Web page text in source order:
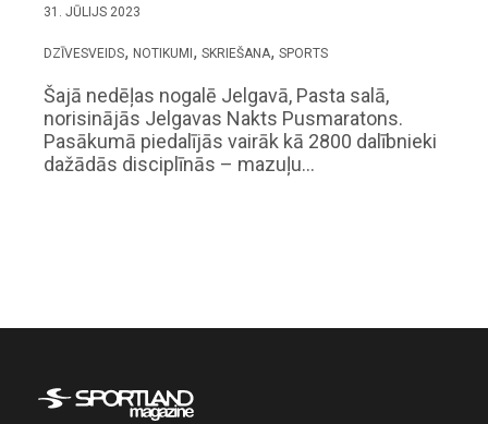
31. JŪLIJS 2023
DZĪVESVEIDS NOTIKUMI SKRIEŠANA SPORTS
Šajā nedēļas nogalē Jelgavā, Pasta salā,
norisinājās Jelgavas Nakts Pusmaratons.
Pasākumā piedalījās vairāk kā 2800 dalībnieki
dažādās disciplīnās – mazuļu…